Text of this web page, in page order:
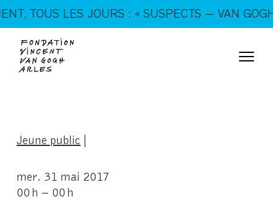
En ce moment, tous les jours : « SUSPECTS — VAN
GOGH, TRICKSTERS & CO. »
TOUS LES JOURS : « SUSPECTS — VAN GOGH,
Jeune public |
mer. 31 mai 2017
00 h – 00 h